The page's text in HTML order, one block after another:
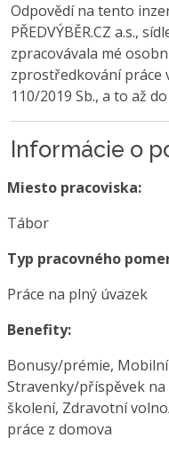
Odpovědí na tento
PŘEDVÝBĚR.CZ a.s.,
zpracovávala mé
zprostředkování práce
110/2019 Sb., a to až
Informácie o
Miesto pracoviska:
Tábor
Typ pracovného
Práce na plný úvazek
Benefity:
Bonusy/prémie,
Stravenky/příspěvek na
školení, Zdravotní
práce z domova